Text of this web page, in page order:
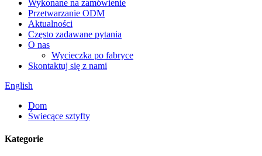
Wykonane na zamówienie
Przetwarzanie ODM
Aktualności
Często zadawane pytania
O nas
Wycieczka po fabryce
Skontaktuj się z nami
English
Dom
Świecące sztyfty
Kategorie